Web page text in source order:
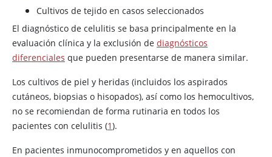
Cultivos de tejido en casos seleccionados
El diagnóstico de celulitis se basa principalmente en la
evaluación clínica y la exclusión de diagnósticos
diferenciales que pueden presentarse de manera similar.
Los cultivos de piel y heridas (incluidos los aspirados
cutáneos, biopsias o hisopados), así como los hemocultivos,
no se recomiendan de forma rutinaria en todos los
pacientes con celulitis (1).
En pacientes inmunocomprometidos y en aquellos con